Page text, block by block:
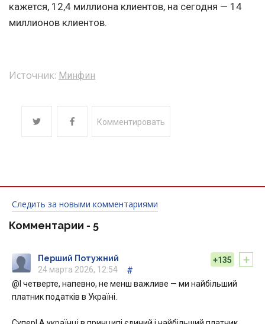
кажется, 12,4 миллиона клиентов, на сегодня — 14
миллионов клиентов.
Источник: Минфин
Комментировать
Следить за новыми комментариями
Комментарии - 5
+
+135
Перший Потужний
24 марта 2026, 12:54
#
@І четверте, напевно, не менш важливе — ми найбільший
платник податків в Україні.